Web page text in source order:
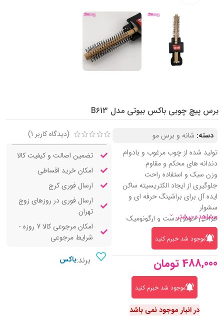
برس پیچ چوبی باکس بیوتی مدل B613
دسته: شانه و برس مو
تولید شده از چوب مرغوب و بادوام
دندانه‌ های محکم و مقاوم
وزن سبک و استفاده راحت
جلوگیری از ایجاد الکتریسیته ساکن
ایده آل برای براشینگ حرفه‌ ای و
سشوار
طراحی خوش‌ دست و ارگونومیک
مقاوم در برابر دما و حرارت بالا
محافظت از سلامت مو
کاهش وز و آشفتگی موها
پیشگیری از موخوره و شکنندگی
کمک به حالت‌ دهی سریع و آسان
سازگار با موهای حساس
عمر طولانی و ماندگار
قابل استفاده در خانه و سالن آرایش
مشاهده بیشتر
موجود شد خبرم کنید
488,000 تومان
موجود شد خبرم کنید
در انبار موجود نمی باشد
(دیدگاه کاربر 1
)
تضمین اصالت و کیفیت کالا
امکان خرید اقساطی
ارسال فوری کرج
ارسال فوری در روزهای زوج
تهران
امکان مرجوعی کالا 7 روزه -
شرایط مرجوعی
برند:باکس